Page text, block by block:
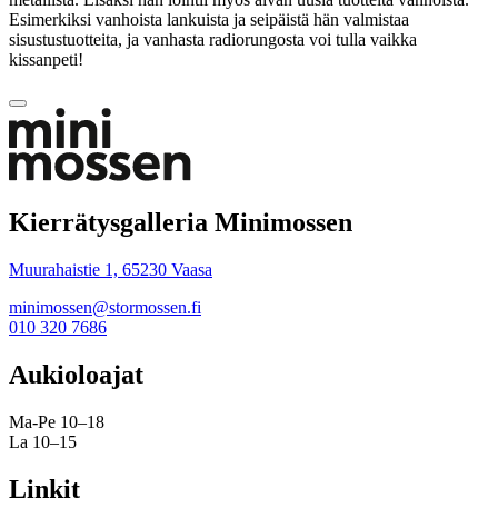
Esimerkiksi vanhoista lankuista ja seipäistä hän valmistaa
sisustustuotteita, ja vanhasta radiorungosta voi tulla vaikka
kissanpeti!
Takaisin
ylös
Kierrätysgalleria Minimossen
Muurahaistie 1, 65230 Vaasa
minimossen@stormossen.fi
010 320 7686
Aukioloajat
Ma-Pe 10–18
La 10–15
Linkit